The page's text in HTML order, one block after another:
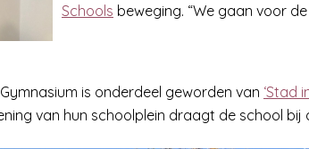
Schools beweging. “We gaan voor
is onderdeel geworden van ‘Stad
van hun schoolplein draagt de school